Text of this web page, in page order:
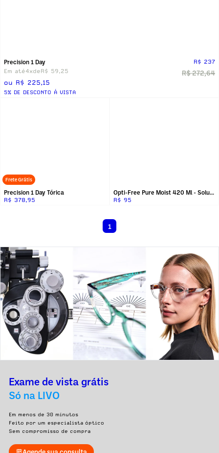
Precision 1 Day
R$ 237
Em até4xdeR$ 59,25
ou R$ 225,15
5% DE DESCONTO Á VISTA
R$ 272,64
Frete Grátis
Precision 1 Day Tórica
R$ 378,95
Opti-Free Pure Moist 420 Ml - Solução Para
R$ 95
1
Exame de vista grátis
Só na LIVO
Em menos de 30 minutos
Feito por um especialista óptico
Sem compromisso de compra